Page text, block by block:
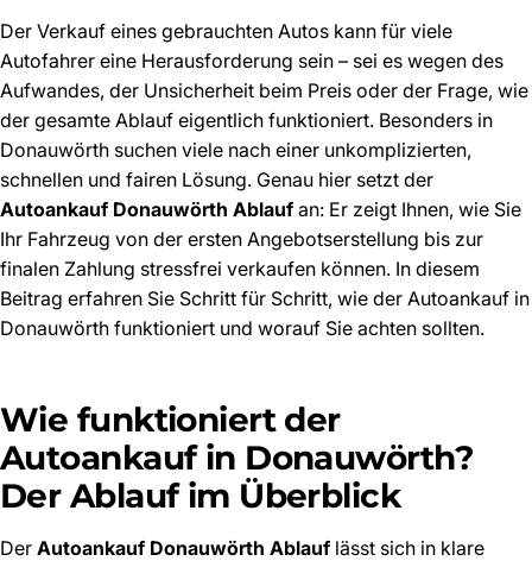
Der Verkauf eines gebrauchten Autos kann für viele
Autofahrer eine Herausforderung sein – sei es wegen des
Aufwandes, der Unsicherheit beim Preis oder der Frage, wie
der gesamte Ablauf eigentlich funktioniert. Besonders in
Donauwörth suchen viele nach einer unkomplizierten,
schnellen und fairen Lösung. Genau hier setzt der
Autoankauf Donauwörth Ablauf an: Er zeigt Ihnen, wie Sie
Ihr Fahrzeug von der ersten Angebotserstellung bis zur
finalen Zahlung stressfrei verkaufen können. In diesem
Beitrag erfahren Sie Schritt für Schritt, wie der Autoankauf in
Donauwörth funktioniert und worauf Sie achten sollten.
Wie funktioniert der
Autoankauf in Donauwörth?
Der Ablauf im Überblick
Der Autoankauf Donauwörth Ablauf lässt sich in klare